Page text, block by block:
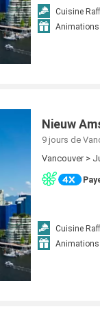
Cuisine
Animations
Nieuw
9 jours de
Vancouver >
Cuisine
Animations